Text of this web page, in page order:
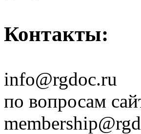
Контакты:
info@rgdoc.ru
по вопросам